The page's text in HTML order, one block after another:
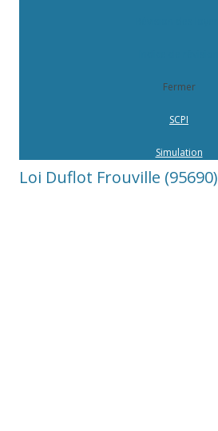
Fermer
SCPI
Simulation
Loi Duflot Frouville (95690)